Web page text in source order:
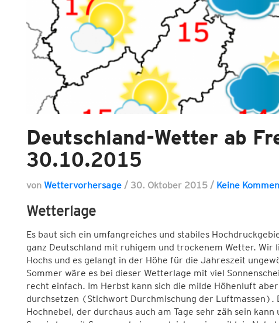
Deutschland-Wetter ab
30.10.2015
von Wettervorhersage / 30. Oktober 2015 / Keine
Wetterlage
Es baut sich ein umfangreiches und stabiles
ganz Deutschland mit ruhigem und trockenem Wetter. Wir
Hochs und es gelangt in der Höhe für die Jahreszeit
Sommer wäre es bei dieser Wetterlage mit viel
recht einfach. Im Herbst kann sich die milde Höhenluft
durchsetzen (Stichwort Durchmischung der Luftmassen).
Hochnebel, der durchaus auch am Tage sehr zäh sein